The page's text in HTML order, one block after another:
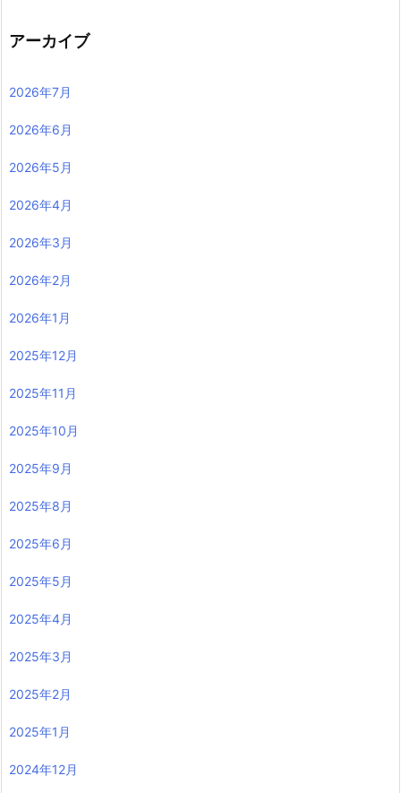
アーカイブ
2026年7月
2026年6月
2026年5月
2026年4月
2026年3月
2026年2月
2026年1月
2025年12月
2025年11月
2025年10月
2025年9月
2025年8月
2025年6月
2025年5月
2025年4月
2025年3月
2025年2月
2025年1月
2024年12月